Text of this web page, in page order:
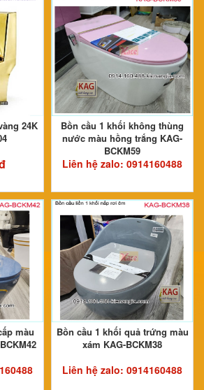
24K
Bồn cầu 1 khối không thùng
nước màu hồng trắng KAG-
BCKM59
Liên hệ zalo: 0914160488
màu
Bồn cầu 1 khối quả trứng màu
xám KAG-BCKM38
Liên hệ zalo: 0914160488